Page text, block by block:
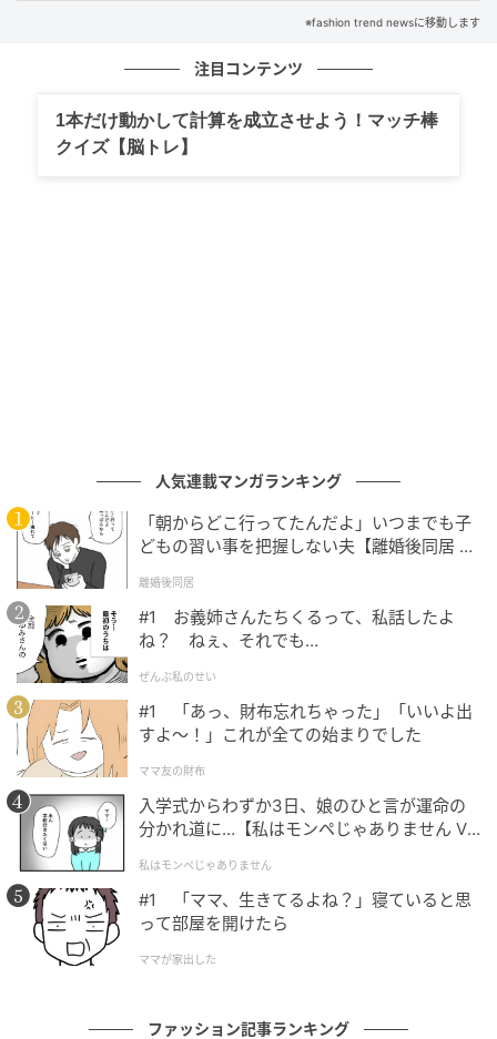
桜カラーのドレスをまとった、ライトピンクのベアリ
スタがかわいいこちらは「SAKURA 2026 べアリスタ
つけるのにちょうどいい大きさです。ピンクゴールド
カラーのパーツも華やか。桜形の、ロゴ入りレザー調
元記事で読む
次の記事
【ワークマンのメンズ服】が大人女性にいい
かも！ 1,900円以下で買える♡「コスパ最強ト
ップス」
の記事をもっとみる
※fashion trend newsに移動します
注目コンテンツ
1本だけ動かして計算を成立させよう！マッチ棒
クイズ【脳トレ】
人気連載マンガランキング
「朝からどこ行ってたんだよ」いつまでも子
どもの習い事を把握しない夫【離婚後同居 Vo
離婚後同居
#1 お義姉さんたちくるって、私話したよ
ね？ ねぇ、それでも…
ぜんぶ私のせい
#1 「あっ、財布忘れちゃった」「いいよ出
すよ〜！」これが全ての始まりでした
ママ友の財布
入学式からわずか3日、娘のひと言が運命の
分かれ道に…【私はモンペじゃありません Vo
私はモンペじゃありません
#1 「ママ、生きてるよね？」寝ていると思
って部屋を開けたら
ママが家出した
ファッション記事ランキング